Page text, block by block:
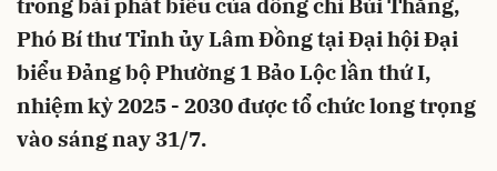
trong bài phát biểu của đồng chí Bùi Thắng,
Phó Bí thư Tỉnh ủy Lâm Đồng tại Đại hội Đại
biểu Đảng bộ Phường 1 Bảo Lộc lần thứ I,
nhiệm kỳ 2025 - 2030 được tổ chức long trọng
vào sáng nay 31/7.